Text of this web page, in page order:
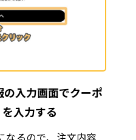
入力画面でクーポ
入力する
なるので、注文内容